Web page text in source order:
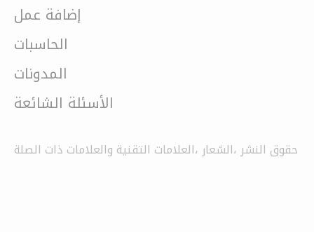
إضافة عمل
الحاسبات
المدونات
الأسئلة الشائعة
حقوق النشر ،الشعار ،العلامات التقنية والعلامات ذات الصلة